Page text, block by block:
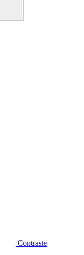
Contraste